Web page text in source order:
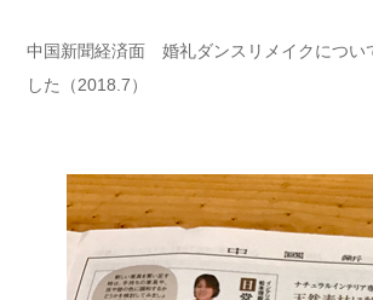
中国新聞経済面 婚礼ダンスリメイクについ
した（2018.7）